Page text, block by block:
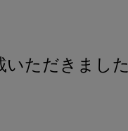
いただきました